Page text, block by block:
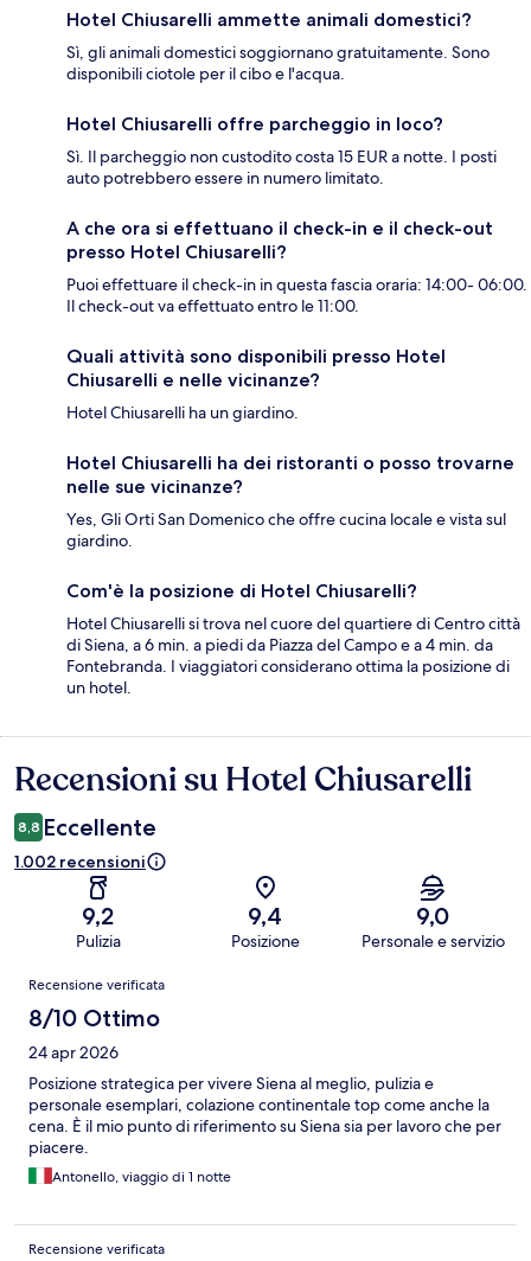
Hotel Chiusarelli ammette animali domestici?
Sì, gli animali domestici soggiornano gratuitamente. Sono
disponibili ciotole per il cibo e l'acqua.
Hotel Chiusarelli offre parcheggio in loco?
Sì. Il parcheggio non custodito costa 15 EUR a notte. I posti
auto potrebbero essere in numero limitato.
A che ora si effettuano il check-in e il check-out
presso Hotel Chiusarelli?
Puoi effettuare il check-in in questa fascia oraria: 14:00- 06:00.
Il check-out va effettuato entro le 11:00.
Quali attività sono disponibili presso Hotel
Chiusarelli e nelle vicinanze?
Hotel Chiusarelli ha un giardino.
Hotel Chiusarelli ha dei ristoranti o posso trovarne
nelle sue vicinanze?
Yes, Gli Orti San Domenico che offre cucina locale e vista sul
giardino.
Com'è la posizione di Hotel Chiusarelli?
Hotel Chiusarelli si trova nel cuore del quartiere di Centro città
di Siena, a 6 min. a piedi da Piazza del Campo e a 4 min. da
Fontebranda. I viaggiatori considerano ottima la posizione di
un hotel.
Recensioni
Recensioni su Hotel Chiusarelli
8,8 Eccellente
1.002 recensioni
9,2
Pulizia
9,4
Posizione
9,0
Personale e servizio
Recensioni
Recensione verificata
8/10 Ottimo
24 apr 2026
Posizione strategica per vivere Siena al meglio, pulizia e
personale esemplari, colazione continentale top come anche la
cena. È il mio punto di riferimento su Siena sia per lavoro che per
piacere.
Antonello, viaggio di 1 notte
Recensione verificata